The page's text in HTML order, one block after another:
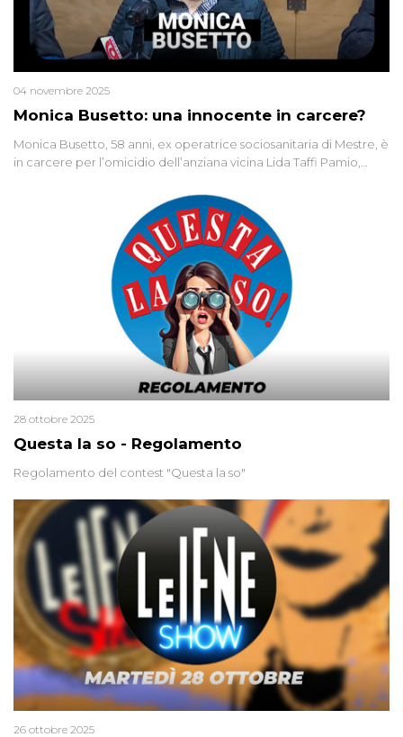
Monica Busetto: una innocente in carcere?
04 novembre 2025
Monica Busetto, 58 anni, ex operatrice sociosanitaria di Mestre, è
in carcere per l’omicidio dell’anziana vicina Lida Taffi Pamio,
minuscola su una collanina, Monica si proclama innocente. Nel
2015 un’altra donna confessa lo stesso delitto, poi ritratta. Due
colpevoli per un solo omicidio: errore giudiziario o giustizia
Questa la so - Regolamento
28 ottobre 2025
Regolamento del contest "Questa la so"
26 ottobre 2025